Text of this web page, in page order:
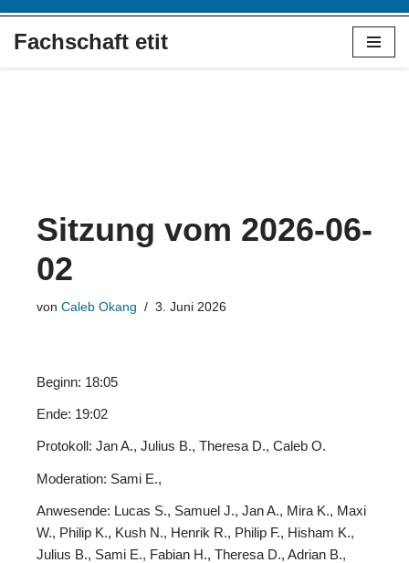
Fachschaft etit
Sitzung vom 2026-06-
02
von Caleb Okang 3. Juni 2026
Beginn: 18:05
Ende: 19:02
Protokoll: Jan A., Julius B., Theresa D., Caleb O.
Moderation: Sami E.,
Anwesende: Lucas S., Samuel J., Jan A., Mira K., Maxi
W., Philip K., Kush N., Henrik R., Philip F., Hisham K.,
Julius B., Sami E., Fabian H., Theresa D., Adrian B.,